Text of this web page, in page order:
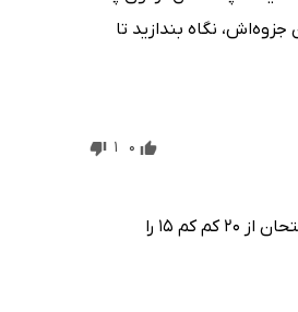
نگاه بندازید تا
0
1
برا شب امتحان خیلی نکات کلیدی و مفید داره که اگه مفاهیم درس به درسش بخونی و فول فول باشی تو امتحان از ۲۰ کم کم ۱۵ را